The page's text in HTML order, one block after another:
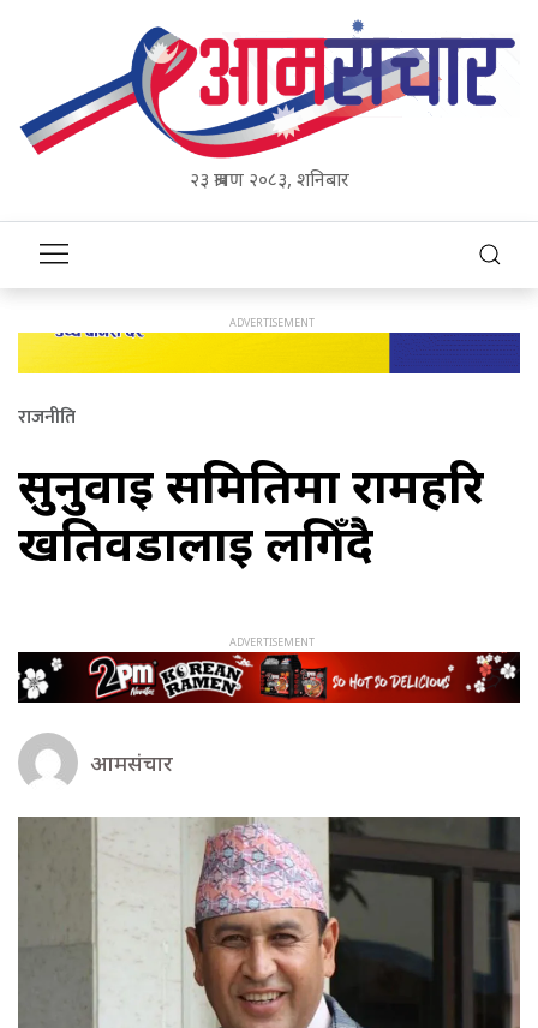
२३ श्रावण २०८३, शनिबार
राजनीति
सुनुवाइ समितिमा रामहरि
खतिवडालाई लगिँदै
आमसंचार